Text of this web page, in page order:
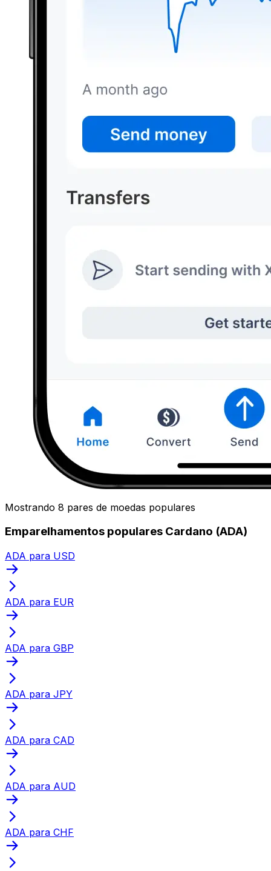
Mostrando 8 pares de moedas populares
Emparelhamentos populares Cardano (ADA)
ADA para USD
ADA para EUR
ADA para GBP
ADA para JPY
ADA para CAD
ADA para AUD
ADA para CHF